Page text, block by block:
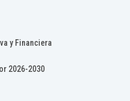
y Financiera
2026-2030